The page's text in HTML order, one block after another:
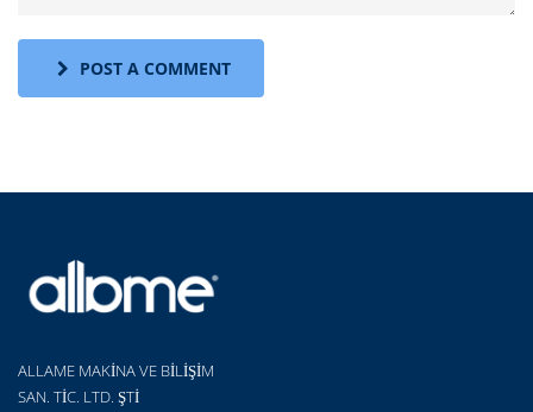
POST A COMMENT
ALLAME MAKİNA VE BİLİŞİM
SAN. TİC. LTD. ŞTİ